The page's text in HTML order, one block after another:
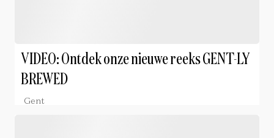
VIDEO: Ontdek onze nieuwe reeks GENT-LY
BREWED
Gent